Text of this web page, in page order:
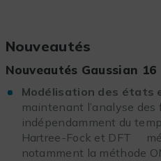
Nouveautés
Nouveautés Gaussian 16
Modélisation des états
maintenant l’analyse des
indépendamment du
Hartree-Fock et DFT
notamment la méthode